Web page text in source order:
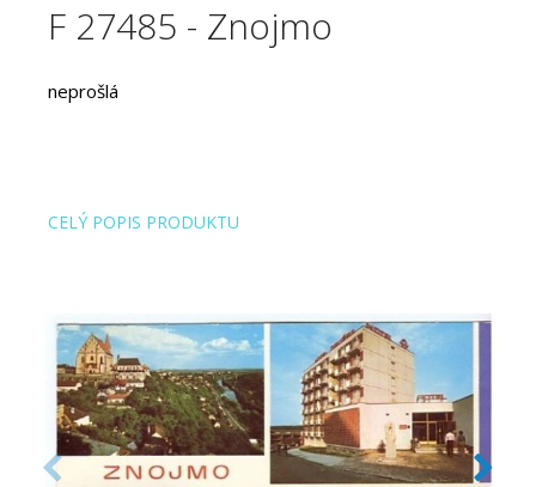
F 27485 - Znojmo
neprošlá
CELÝ POPIS PRODUKTU